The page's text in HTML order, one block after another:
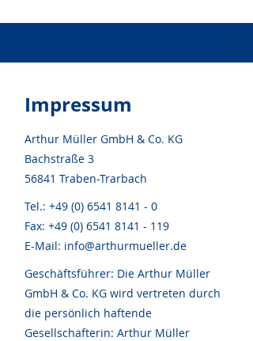
Impressum
Arthur Müller GmbH & Co. KG
Bachstraße 3
56841 Traben-Trarbach
Tel.: +49 (0) 6541 8141 - 0
Fax: +49 (0) 6541 8141 - 119
E-Mail: info@arthurmueller.de
Geschäftsführer: Die Arthur Müller
GmbH & Co. KG wird vertreten durch
die persönlich haftende
Gesellschafterin: Arthur Müller